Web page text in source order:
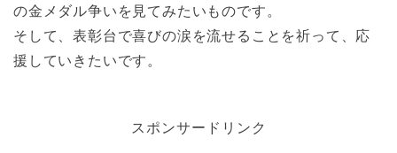
の金メダル争いを見てみたいものです。
そして、表彰台で喜びの涙を流せることを祈って、応
援していきたいです。
スポンサードリンク